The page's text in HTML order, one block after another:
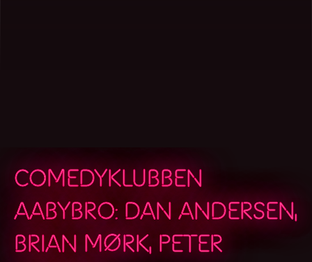
COMEDYKLUBBEN
AABYBRO: DAN ANDERSEN,
BRIAN MØRK, PETER